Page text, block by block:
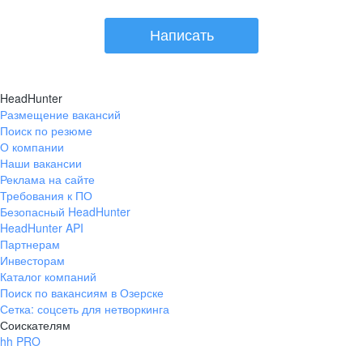
Написать
HeadHunter
Размещение вакансий
Поиск по резюме
О компании
Наши вакансии
Реклама на сайте
Требования к ПО
Безопасный HeadHunter
HeadHunter API
Партнерам
Инвесторам
Каталог компаний
Поиск по вакансиям в Озерске
Сетка: соцсеть для нетворкинга
Соискателям
hh PRO